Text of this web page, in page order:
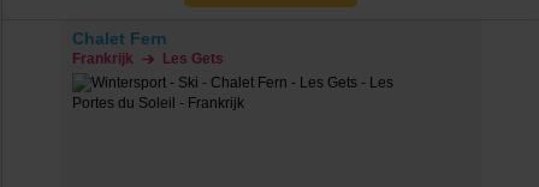
Chalet Fern
Frankrijk Les Gets